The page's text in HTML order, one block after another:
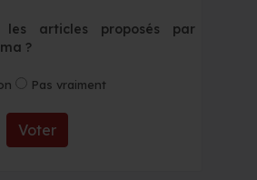
les articles proposés par
?
Pas vraiment
Voter